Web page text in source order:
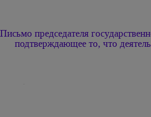
Письмо председателя
подтверждающее то, что